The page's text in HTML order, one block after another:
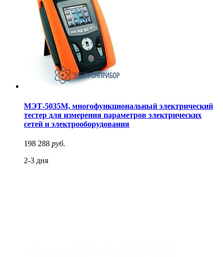
МЭТ-5035М, многофункциональный электрический
тестер для измерения параметров электрических
сетей и электрооборудования
198 288 руб.
2-3 дня